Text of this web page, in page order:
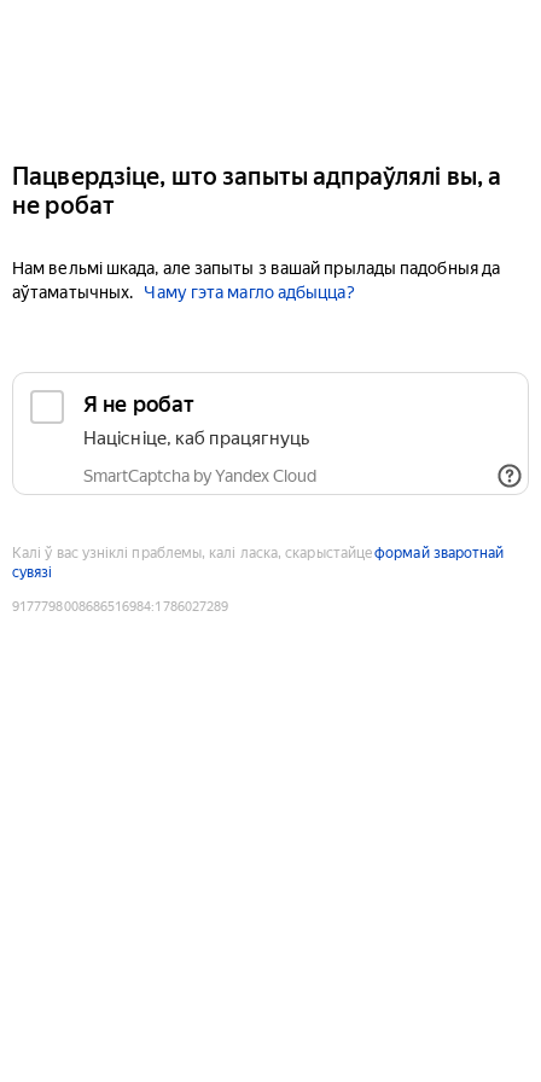
Пацвердзіце, што запыты адпраўлялі вы, а
не робат
Нам вельмі шкада, але запыты з вашай прылады падобныя да
аўтаматычных.
Чаму гэта магло адбыцца?
Я не робат
Націсніце, каб працягнуць
SmartCaptcha by Yandex Cloud
Калі ў вас узніклі праблемы, калі ласка, скарыстайцеформай зваротнай
сувязі
9177798008686516984:1786027289